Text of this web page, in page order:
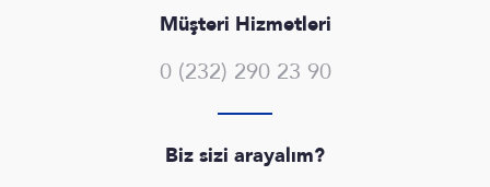
Müşteri Hizmetleri
0 (232) 290 23 90
Biz sizi arayalım?